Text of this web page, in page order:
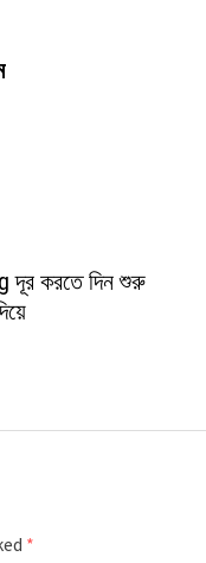
দূর করতে দিন শুরু
*